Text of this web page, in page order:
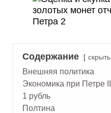
Содержание скрыть
Внешняя политика
Экономика при Петре II
1 рубль
Полтина